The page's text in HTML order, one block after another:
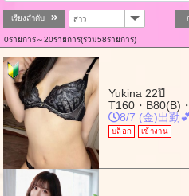
เรียงลำดับ
0รายการ～20รายการ(รวม58รายการ)
Yukina 22ปี
T160・B80(B)
8/7 (金)出勤
บล็อก เข้างาน